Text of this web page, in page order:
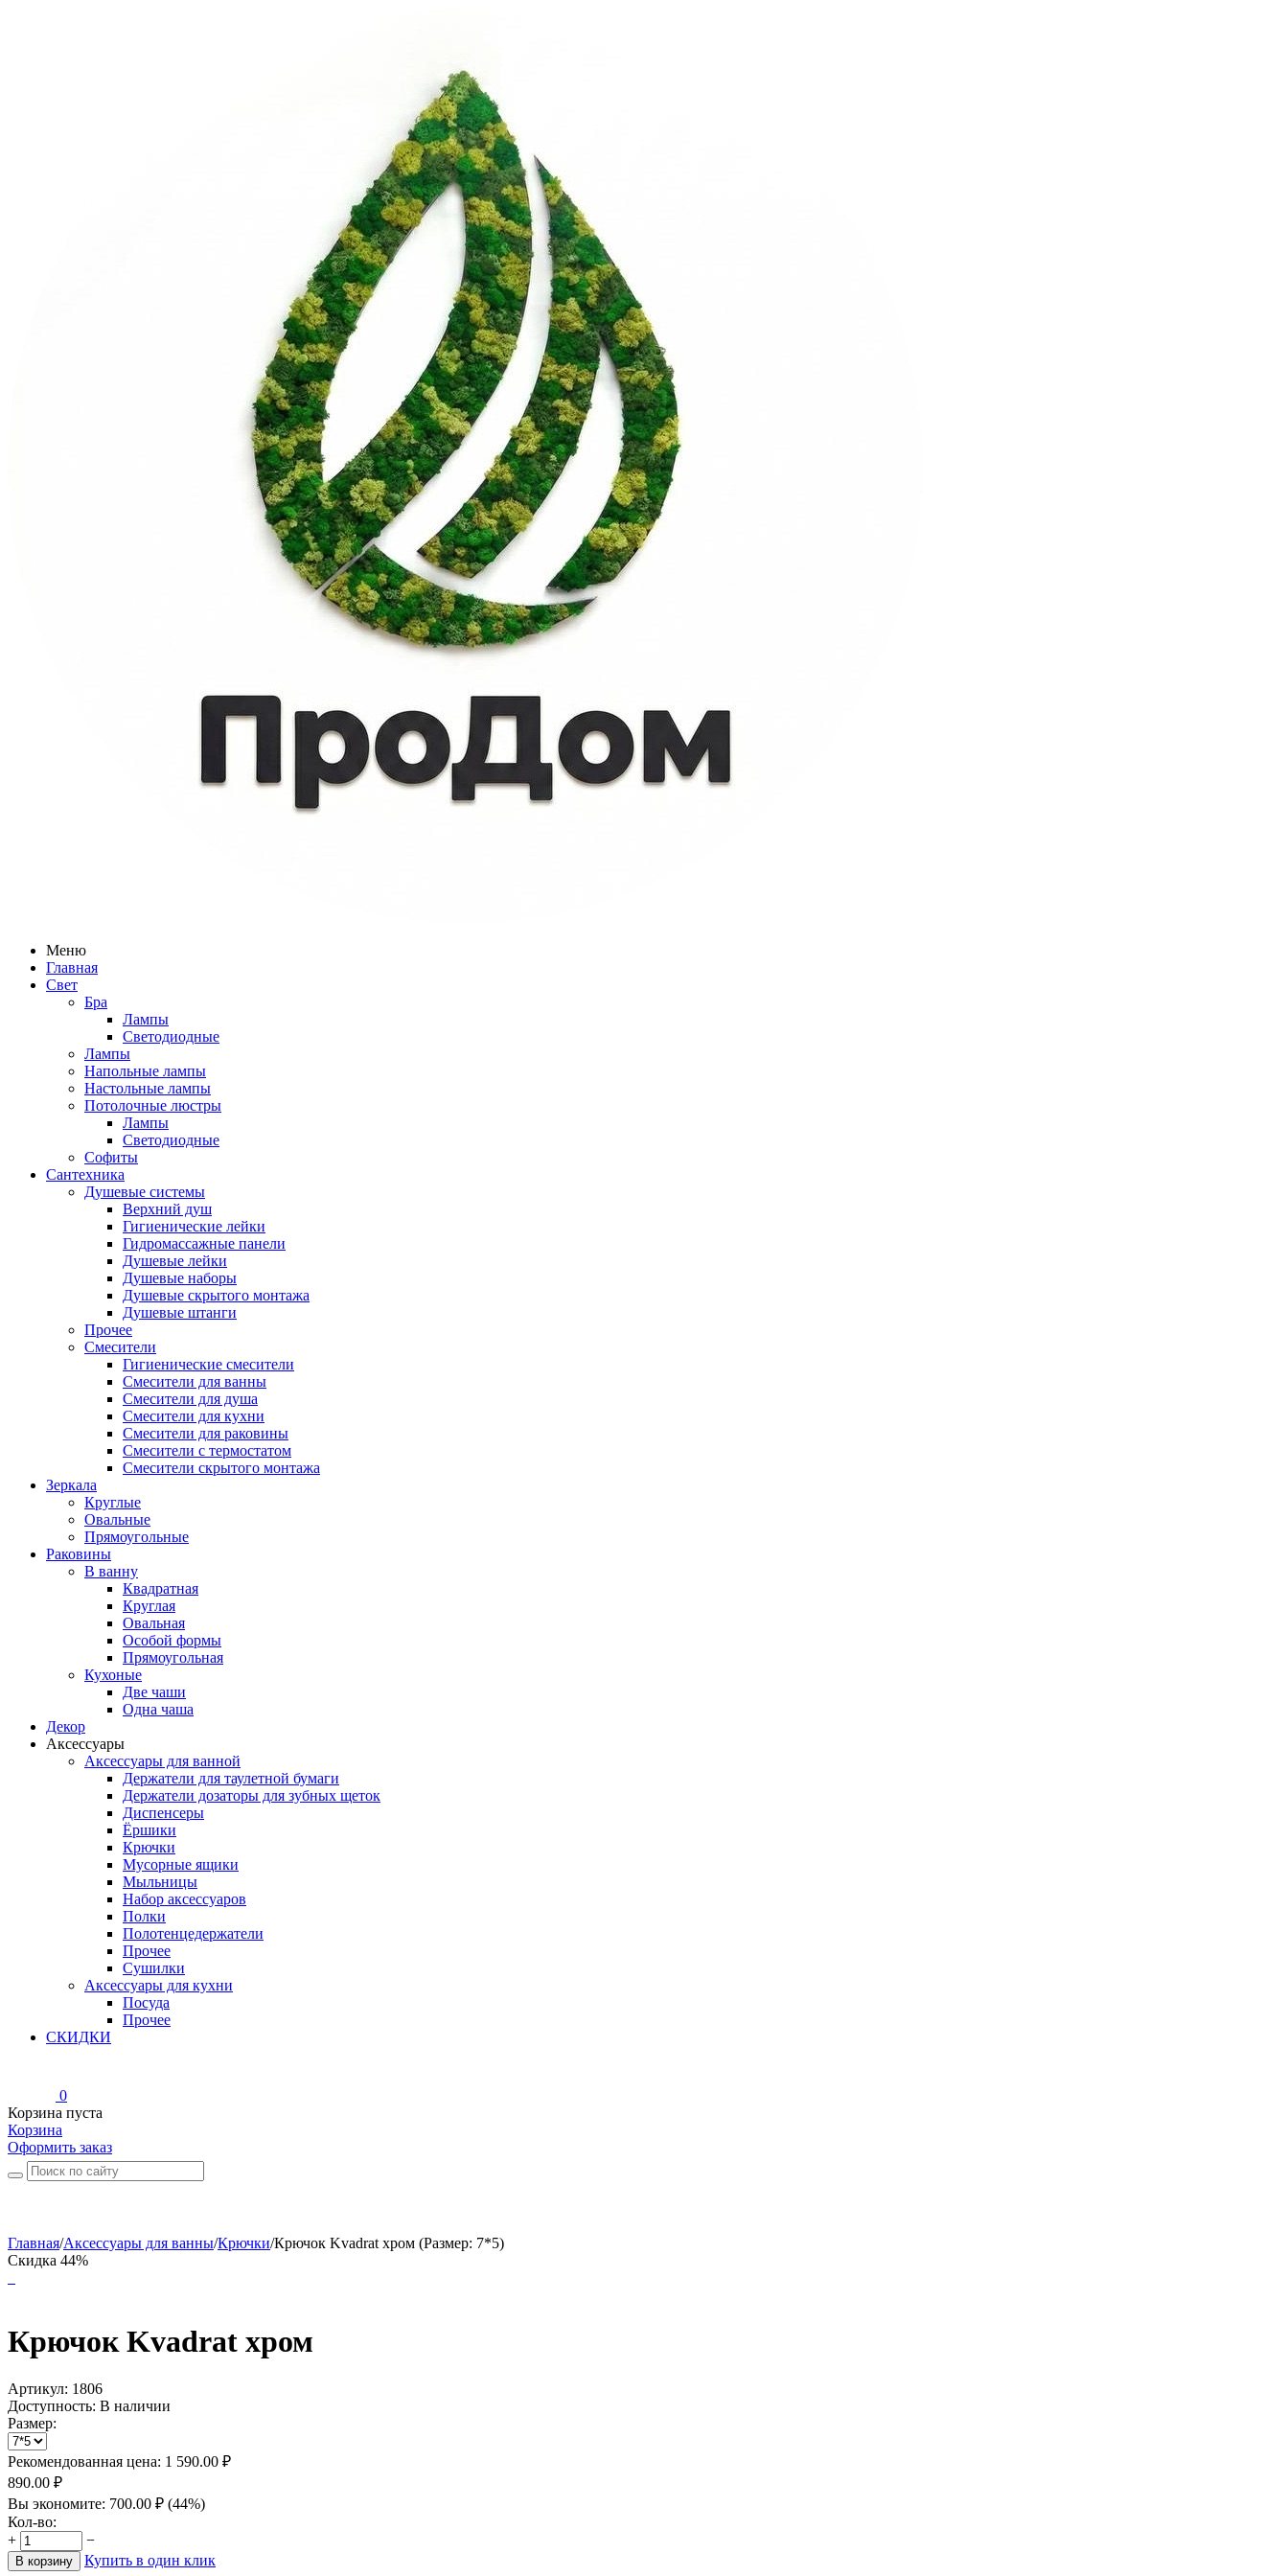
Меню
Главная
Свет
Бра
Лампы
Светодиодные
Лампы
Напольные лампы
Настольные лампы
Потолочные люстры
Лампы
Светодиодные
Софиты
Сантехника
Душевые системы
Верхний душ
Гигиенические лейки
Гидромассажные панели
Душевые лейки
Душевые наборы
Душевые скрытого монтажа
Душевые штанги
Прочее
Смесители
Гигиенические смесители
Смесители для ванны
Смесители для душа
Смесители для кухни
Смесители для раковины
Смесители с термостатом
Смесители скрытого монтажа
Зеркала
Круглые
Овальные
Прямоугольные
Раковины
В ванну
Квадратная
Круглая
Овальная
Особой формы
Прямоугольная
Кухоные
Две чаши
Одна чаша
Декор
Аксессуары
Аксессуары для ванной
Держатели для таулетной бумаги
Держатели дозаторы для зубных щеток
Диспенсеры
Ёршики
Крючки
Мусорные ящики
Мыльницы
Набор аксессуаров
Полки
Полотенцедержатели
Прочее
Сушилки
Аксессуары для кухни
Посуда
Прочее
СКИДКИ
0
Корзина пуста
Корзина
Оформить заказ
Главная/Аксессуары для ванны/Крючки/Крючок Kvadrat хром (Размер: 7*5)
Скидка 44%
Крючок Kvadrat хром
Артикул: 1806
Доступность: В наличии
Размер:
Рекомендованная цена: 1 590.00 ₽
890.00 ₽
Вы экономите: 700.00 ₽ (44%)
Кол-во:
+
−
В корзину Купить в один клик